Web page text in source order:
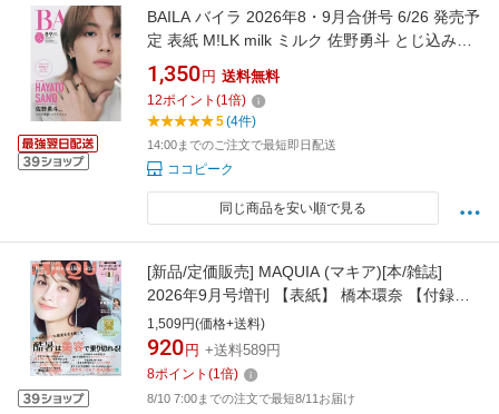
BAILA バイラ 2026年8・9月合併号 6/26 発売予
定 表紙 M!LK milk ミルク 佐野勇斗 とじ込み付
録 佐野くんがいっぱい！スペシャルステッカー
付き
1,350 円 送料無料
12ポイント (1倍)
5(4件)
14:00までのご注文で最短即日配送
ココピーク
同じ商品を安い順で見る
[新品/定価販売] MAQUIA (マキア)[本/雑誌]
2026年9月号増刊 【表紙】 橋本環奈 【付録】
クレ・ド・ポーボーテル・セラムII (雑誌) / 集英
社
1,509円(価格+送料)
920 円 +送料589円
8ポイント (1倍)
8/10 7:00までの注文で最短8/11お届け